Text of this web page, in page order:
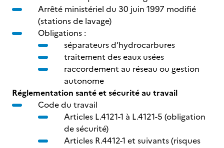
Arrêté ministériel du 30 juin 1997 modifié
(stations de lavage)
Obligations :
séparateurs d’hydrocarbures
traitement des eaux usées
raccordement au réseau ou gestion
autonome
Réglementation santé et sécurité au travail
Code du travail
Articles L.4121-1 à L.4121-5 (obligation
de sécurité)
Articles R.4412-1 et suivants (risques